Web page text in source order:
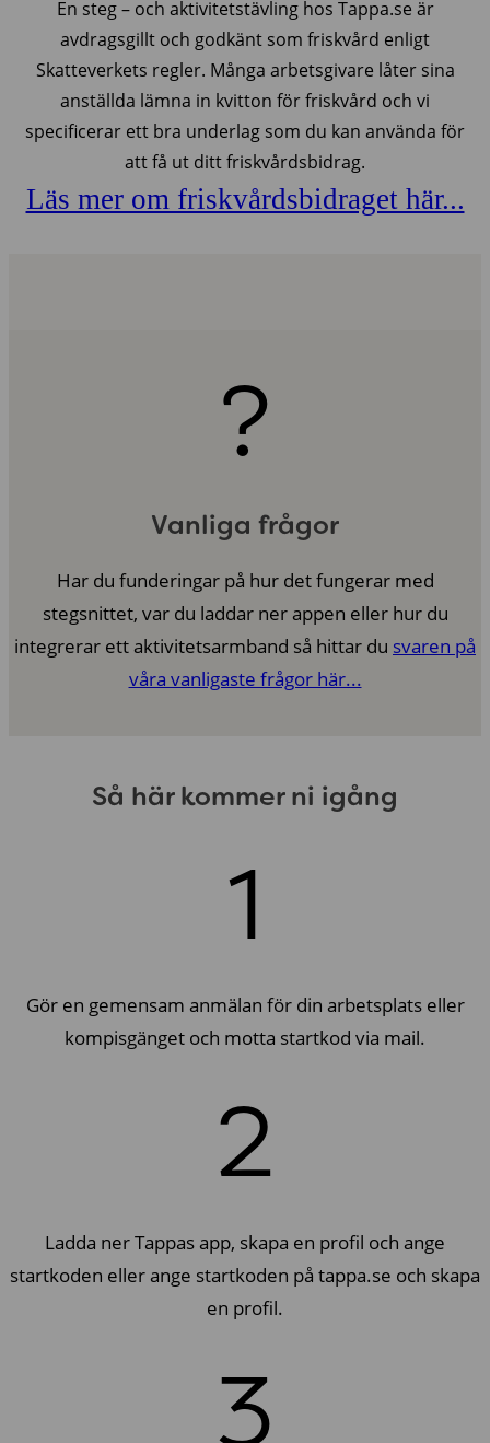
En steg – och aktivitetstävling hos Tappa.se är
avdragsgillt och godkänt som friskvård enligt
Skatteverkets regler. Många arbetsgivare låter sina
anställda lämna in kvitton för friskvård och vi
specificerar ett bra underlag som du kan använda för
att få ut ditt friskvårdsbidrag.
Läs mer om friskvårdsbidraget här...
?
Vanliga frågor
Har du funderingar på hur det fungerar med
stegsnittet, var du laddar ner appen eller hur du
integrerar ett aktivitetsarmband så hittar du svaren på
våra vanligaste frågor här...
Så här kommer ni igång
1
Gör en gemensam anmälan för din arbetsplats eller
kompisgänget och motta startkod via mail.
2
Ladda ner Tappas app, skapa en profil och ange
startkoden eller ange startkoden på tappa.se och skapa
en profil.
3